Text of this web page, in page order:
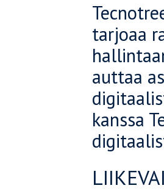
tarjoaa
auttaa
kanssa